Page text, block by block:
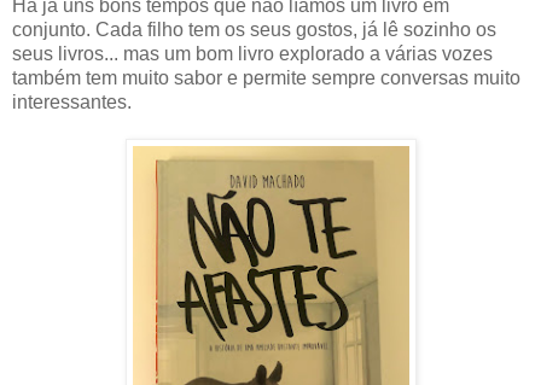
Há já uns bons tempos que não líamos um livro em
conjunto. Cada filho tem os seus gostos, já lê sozinho os
seus livros... mas um bom livro explorado a várias vozes
também tem muito sabor e permite sempre conversas muito
interessantes.